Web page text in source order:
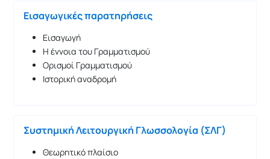
Εισαγωγικές παρατηρήσεις
Εισαγωγή
Η έννοια του Γραμματισμού
Ορισμοί Γραμματισμού
Ιστορική αναδρομή
Συστημική Λειτουργική Γλωσσολογία (ΣΛΓ)
Θεωρητικό πλαίσιο